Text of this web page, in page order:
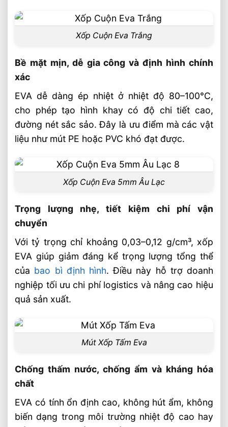
Xốp Cuộn Eva Trắng
Bề mặt mịn, dễ gia công và định hình chính
xác
EVA dễ dàng ép nhiệt ở nhiệt độ 80–100°C,
cho phép tạo hình khay có độ chi tiết cao,
đường nét sắc sảo. Đây là ưu điểm mà các vật
liệu như mút PE hoặc PVC khó đạt được.
Xốp Cuộn Eva 5mm Âu Lạc
Trọng lượng nhẹ, tiết kiệm chi phí vận
chuyển
Với tỷ trọng chỉ khoảng 0,03–0,12 g/cm³, xốp
EVA giúp giảm đáng kể trọng lượng tổng thể
của bao bì định hình. Điều này hỗ trợ doanh
nghiệp tối ưu chi phí logistics và nâng cao hiệu
quả sản xuất.
Mút Xốp Tấm Eva
Chống thấm nước, chống ẩm và kháng hóa
chất
EVA có tính ổn định cao, không hút ẩm, không
biến dạng trong môi trường nhiệt độ cao hay